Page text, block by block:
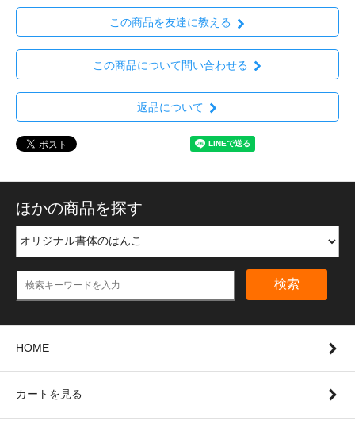
この商品を友達に教える
この商品について問い合わせる
返品について
ほかの商品を探す
検索
HOME
カートを見る